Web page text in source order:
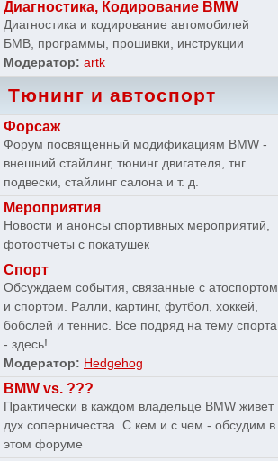
Диагностика, Кодирование BMW
Диагностика и кодирование автомобилей
БМВ, программы, прошивки, инструкции
Модератор: artk
Тюнинг и автоспорт
Форсаж
Форум посвященный модификациям BMW -
внешний стайлинг, тюнинг двигателя, тнг
подвески, стайлинг салона и т. д.
Мероприятия
Новости и анонсы спортивных мероприятий,
фотоотчеты с покатушек
Спорт
Обсуждаем события, связанные с атоспортом
и спортом. Ралли, картинг, футбол, хоккей,
бобслей и теннис. Все подряд на тему спорта
- здесь!
Модератор: Hedgehog
BMW vs. ???
Практически в каждом владельце BMW живет
дух соперничества. С кем и с чем - обсудим в
этом форуме